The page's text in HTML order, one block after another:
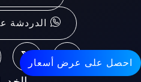
الدردشة
احصل على عرض أسعار